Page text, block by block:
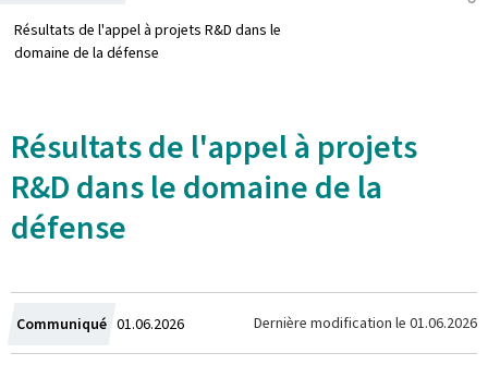
Résultats de l'appel à projets R&D dans le
domaine de la défense
Résultats de l'appel à projets
R&D dans le domaine de la
défense
Communiqué Crée
le
01.06.2026 Dernière modification le 01.06.2026